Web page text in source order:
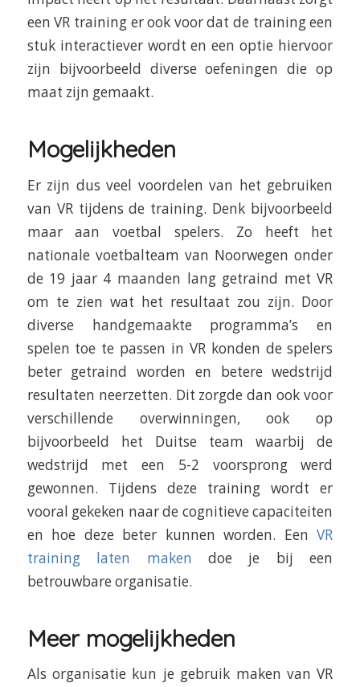
een VR training er ook voor dat de training een
stuk interactiever wordt en een optie hiervoor
zijn bijvoorbeeld diverse oefeningen die op
maat zijn gemaakt.
Mogelijkheden
Er zijn dus veel voordelen van het gebruiken
van VR tijdens de training. Denk bijvoorbeeld
maar aan voetbal spelers. Zo heeft het
nationale voetbalteam van Noorwegen onder
de 19 jaar 4 maanden lang getraind met VR
om te zien wat het resultaat zou zijn. Door
diverse handgemaakte programma’s en
spelen toe te passen in VR konden de spelers
beter getraind worden en betere wedstrijd
resultaten neerzetten. Dit zorgde dan ook voor
verschillende overwinningen, ook op
bijvoorbeeld het Duitse team waarbij de
wedstrijd met een 5-2 voorsprong werd
gewonnen. Tijdens deze training wordt er
vooral gekeken naar de cognitieve capaciteiten
en hoe deze beter kunnen worden. EenVR
training laten maken doe je bij een
betrouwbare organisatie.
Meer mogelijkheden
Als organisatie kun je gebruik maken van VR